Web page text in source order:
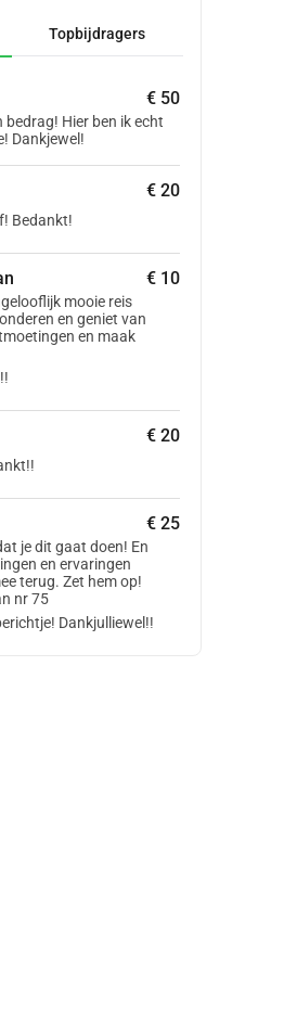
Topbijdragers
€ 50
bedrag! Hier ben ik echt
Dankjewel!
€ 20
Bedankt!
€ 10
mooie reis
en geniet van
en maak
€ 20
€ 25
je dit gaat doen! En
en ervaringen
terug. Zet hem op!
nr 75
Dankjulliewel!!